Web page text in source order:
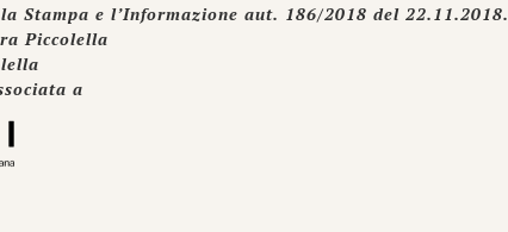
Stampa e l’Informazione aut. 186/2018 del 22.11.2018.
Piccolella
a